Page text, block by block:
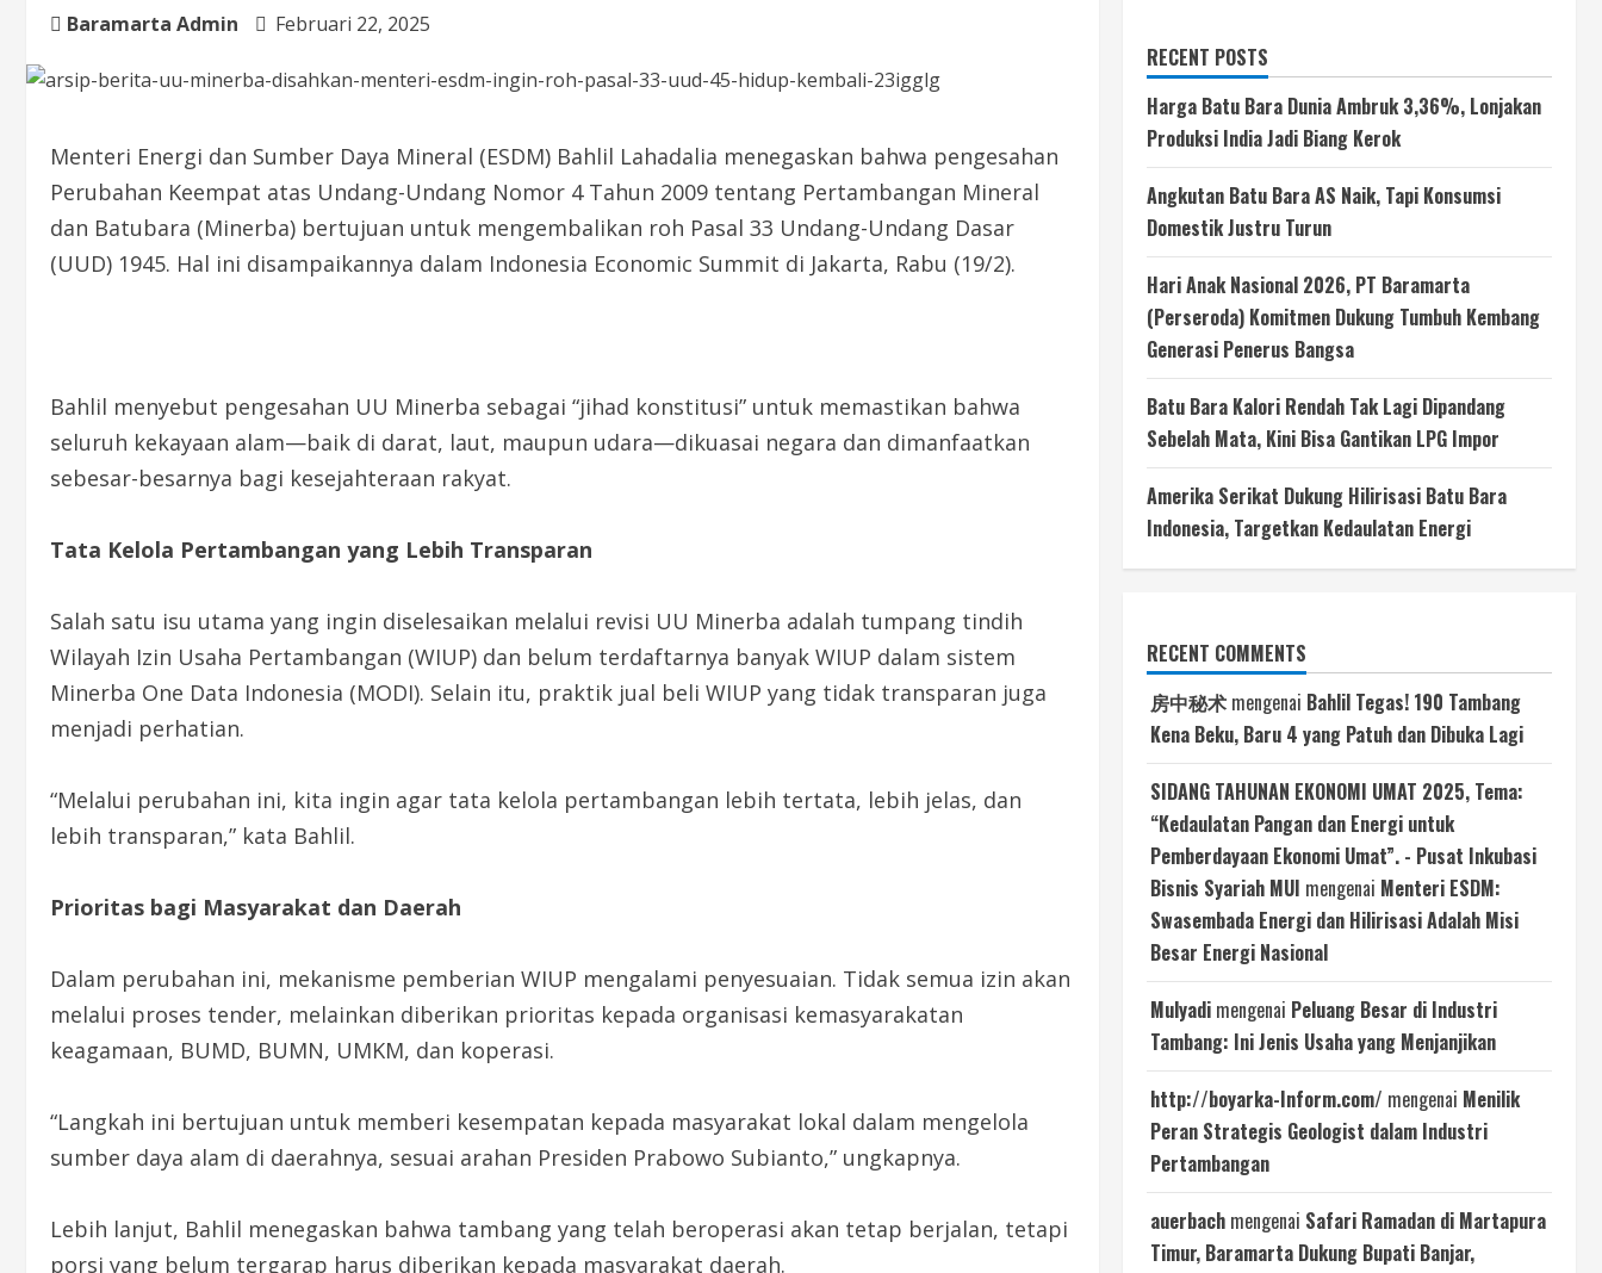
Baramarta Admin Februari 22, 2025
Menteri Energi dan Sumber Daya Mineral (ESDM) Bahlil Lahadalia menegaskan bahwa pengesahan
Perubahan Keempat atas Undang-Undang Nomor 4 Tahun 2009 tentang Pertambangan Mineral
dan Batubara (Minerba) bertujuan untuk mengembalikan roh Pasal 33 Undang-Undang Dasar
(UUD) 1945. Hal ini disampaikannya dalam Indonesia Economic Summit di Jakarta, Rabu (19/2).
Bahlil menyebut pengesahan UU Minerba sebagai “jihad konstitusi” untuk memastikan bahwa
seluruh kekayaan alam—baik di darat, laut, maupun udara—dikuasai negara dan dimanfaatkan
sebesar-besarnya bagi kesejahteraan rakyat.
Tata Kelola Pertambangan yang Lebih Transparan
Salah satu isu utama yang ingin diselesaikan melalui revisi UU Minerba adalah tumpang tindih
Wilayah Izin Usaha Pertambangan (WIUP) dan belum terdaftarnya banyak WIUP dalam sistem
Minerba One Data Indonesia (MODI). Selain itu, praktik jual beli WIUP yang tidak transparan juga
menjadi perhatian.
“Melalui perubahan ini, kita ingin agar tata kelola pertambangan lebih tertata, lebih jelas, dan
lebih transparan,” kata Bahlil.
Prioritas bagi Masyarakat dan Daerah
Dalam perubahan ini, mekanisme pemberian WIUP mengalami penyesuaian. Tidak semua izin akan
melalui proses tender, melainkan diberikan prioritas kepada organisasi kemasyarakatan
keagamaan, BUMD, BUMN, UMKM, dan koperasi.
“Langkah ini bertujuan untuk memberi kesempatan kepada masyarakat lokal dalam mengelola
sumber daya alam di daerahnya, sesuai arahan Presiden Prabowo Subianto,” ungkapnya.
Lebih lanjut, Bahlil menegaskan bahwa tambang yang telah beroperasi akan tetap berjalan, tetapi
porsi yang belum tergarap harus diberikan kepada masyarakat daerah.
RECENT POSTS
Harga Batu Bara Dunia Ambruk 3,36%, Lonjakan
Produksi India Jadi Biang Kerok
Angkutan Batu Bara AS Naik, Tapi Konsumsi
Domestik Justru Turun
Hari Anak Nasional 2026, PT Baramarta
(Perseroda) Komitmen Dukung Tumbuh Kembang
Generasi Penerus Bangsa
Batu Bara Kalori Rendah Tak Lagi Dipandang
Sebelah Mata, Kini Bisa Gantikan LPG Impor
Amerika Serikat Dukung Hilirisasi Batu Bara
Indonesia, Targetkan Kedaulatan Energi
RECENT COMMENTS
房中秘术 mengenai Bahlil Tegas! 190 Tambang
Kena Beku, Baru 4 yang Patuh dan Dibuka Lagi
SIDANG TAHUNAN EKONOMI UMAT 2025, Tema:
“Kedaulatan Pangan dan Energi untuk
Pemberdayaan Ekonomi Umat”. - Pusat Inkubasi
Bisnis Syariah MUI mengenai Menteri ESDM:
Swasembada Energi dan Hilirisasi Adalah Misi
Besar Energi Nasional
Mulyadi mengenai Peluang Besar di Industri
Tambang: Ini Jenis Usaha yang Menjanjikan
http://boyarka-Inform.com/ mengenai Menilik
Peran Strategis Geologist dalam Industri
Pertambangan
auerbach mengenai Safari Ramadan di Martapura
Timur, Baramarta Dukung Bupati Banjar,